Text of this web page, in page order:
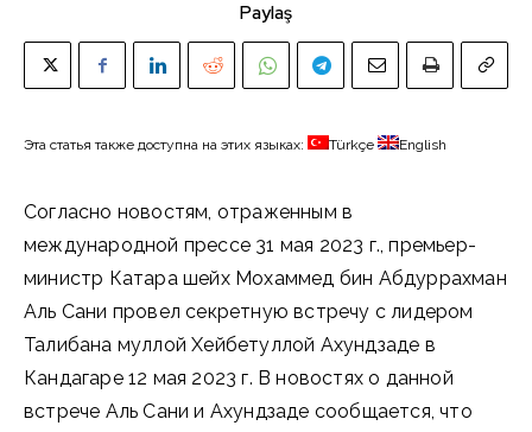
Paylaş
Эта статья также доступна на этих языках: Türkçe English
Согласно новостям, отраженным в
международной прессе 31 мая 2023 г., премьер-
министр Катара шейх Мохаммед бин Абдуррахман
Аль Сани провел секретную встречу с лидером
Талибана муллой Хейбетуллой Ахундзаде в
Кандагаре 12 мая 2023 г. В новостях о данной
встрече Аль Сани и Ахундзаде сообщается, что